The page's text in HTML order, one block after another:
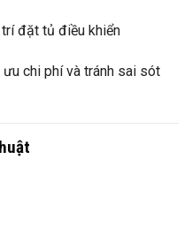
đặt tủ điều khiển
chi phí và tránh sai sót